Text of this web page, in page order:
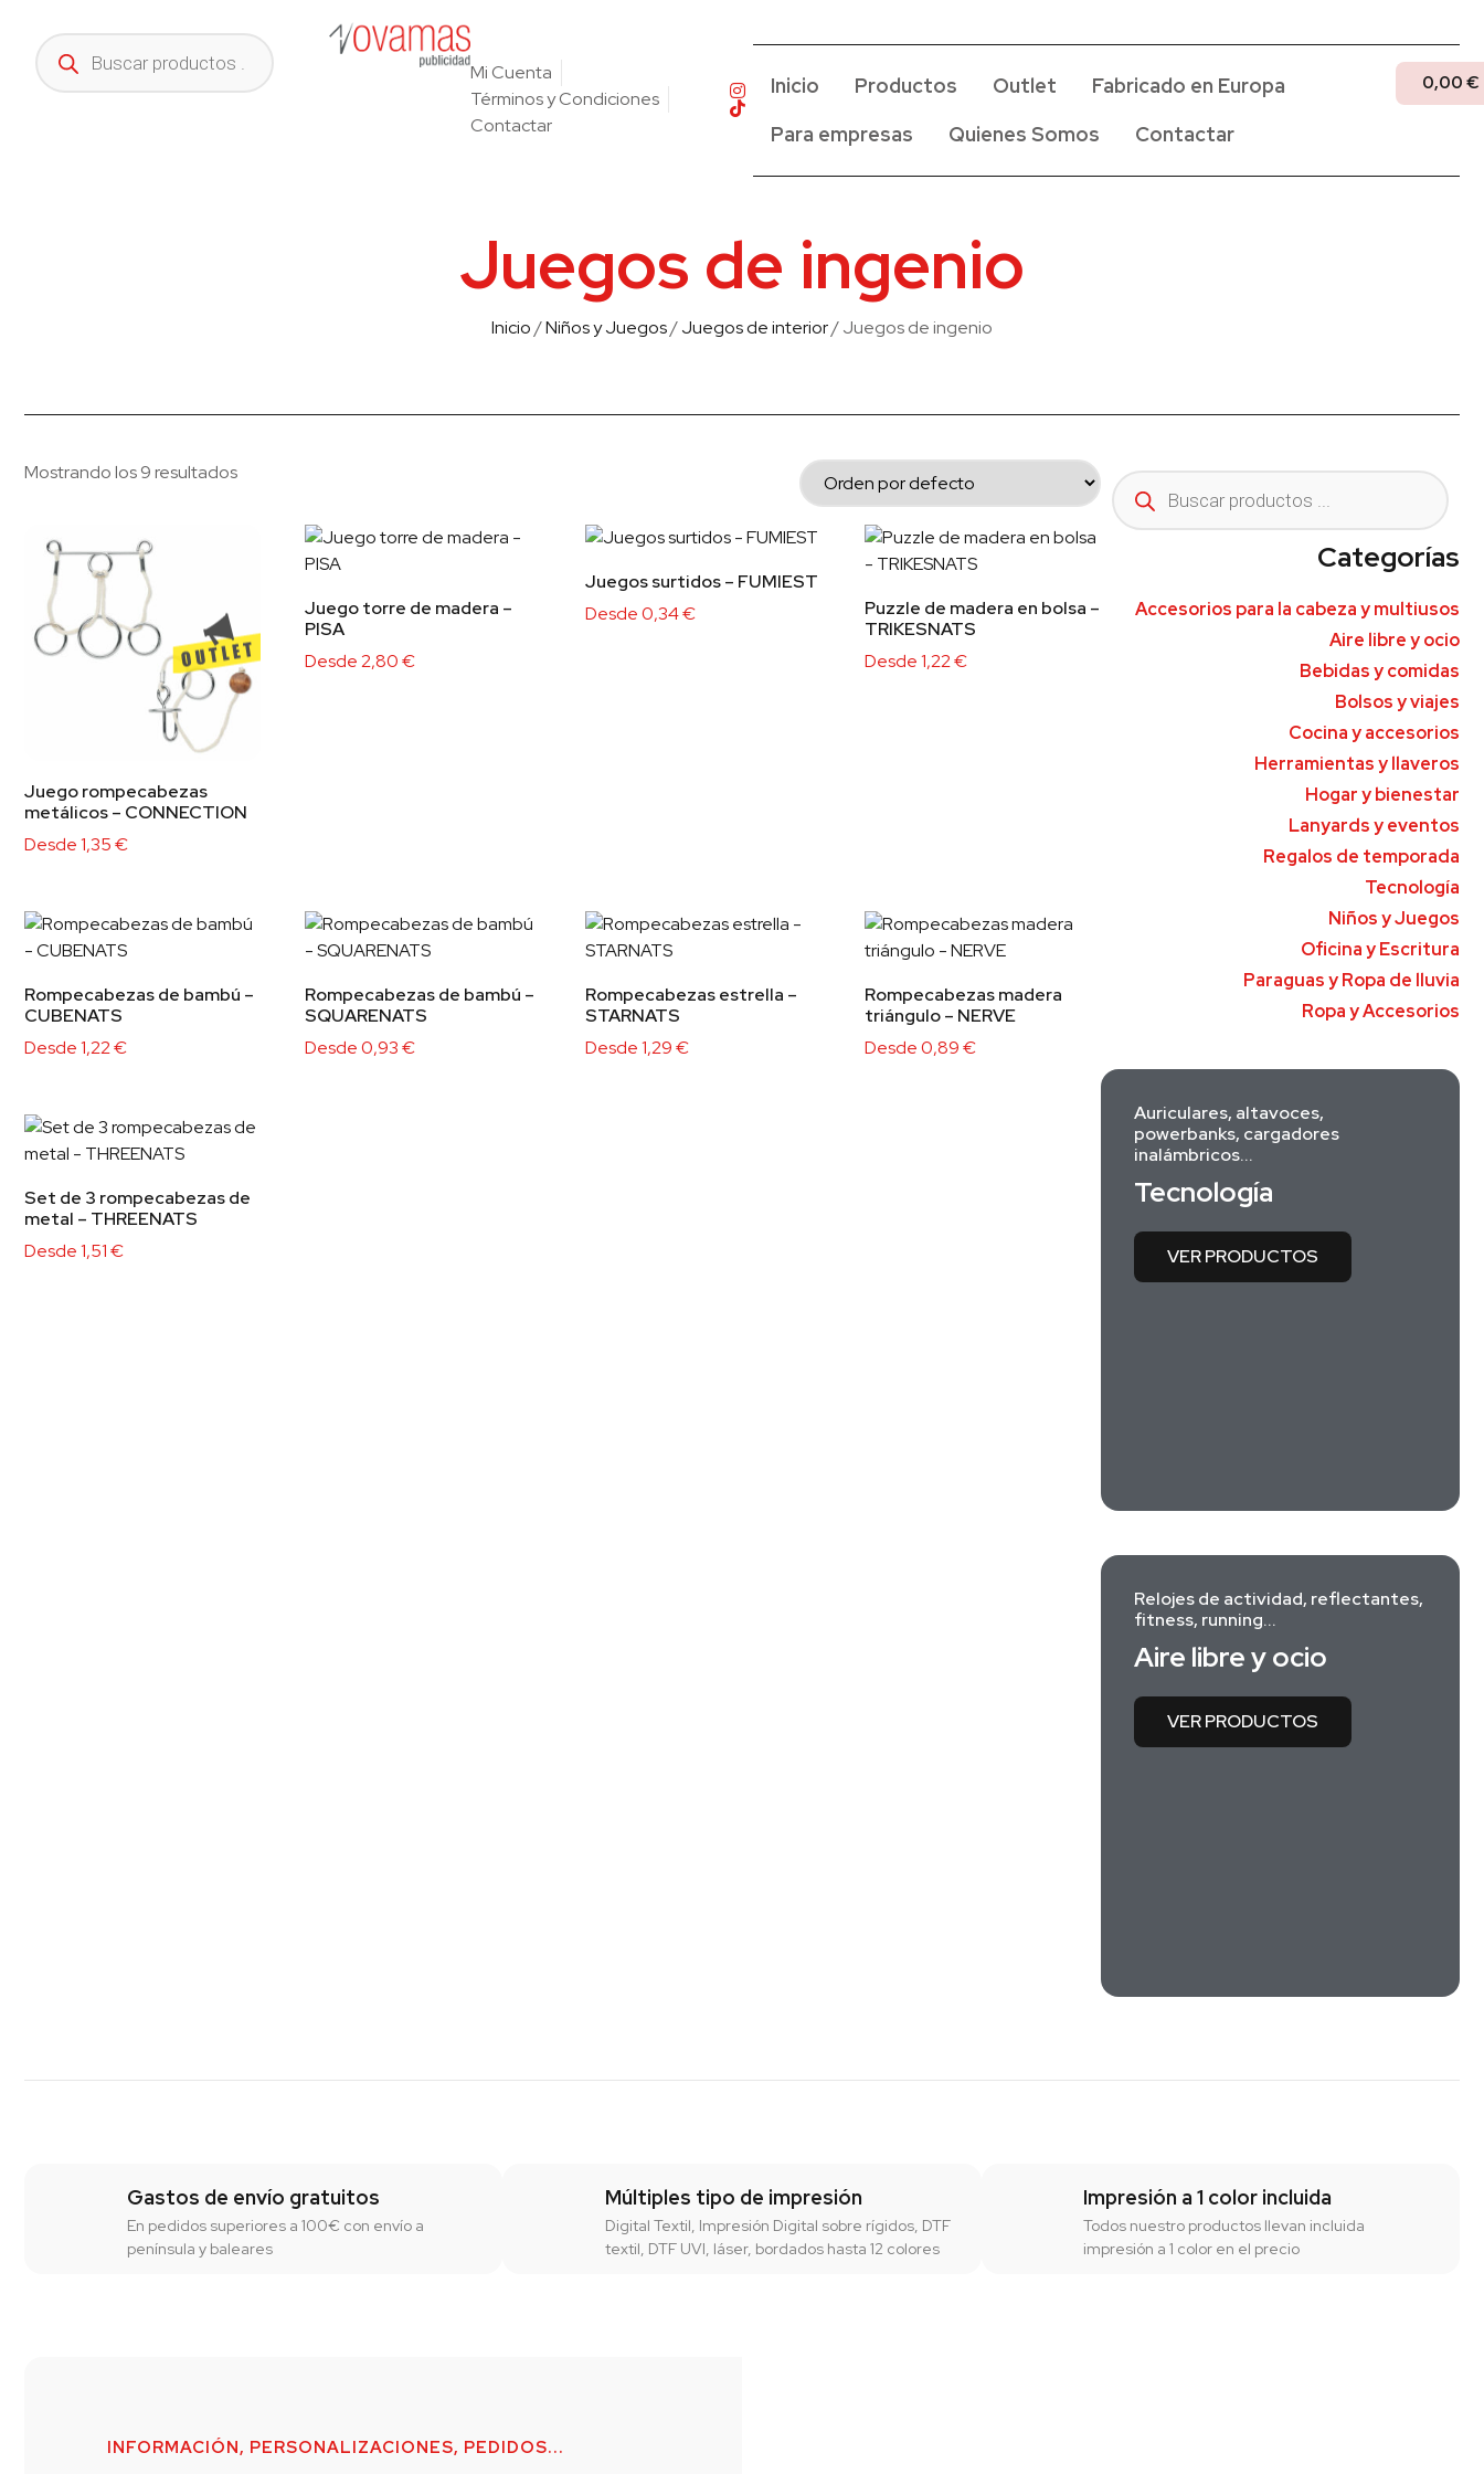
Mi Cuenta
Términos y Condiciones
Contactar
Inicio Productos Outlet
Fabricado en Europa
Para empresas
Quienes Somos Contactar
0,00 €
Juegos de ingenio
Inicio/Niños y Juegos/Juegos de interior/ Juegos de ingenio
Mostrando los 9 resultados
Juego rompecabezas
metálicos – CONNECTION
Desde1,35€
Juego torre de madera –
PISA
Desde2,80€
Juegos surtidos – FUMIEST
Desde0,34€
Puzzle de madera en bolsa –
TRIKESNATS
Desde1,22€
Rompecabezas de bambú –
CUBENATS
Desde1,22€
Rompecabezas de bambú –
SQUARENATS
Desde0,93€
Rompecabezas estrella –
STARNATS
Desde1,29€
Rompecabezas madera
triángulo – NERVE
Desde0,89€
Set de 3 rompecabezas de
metal – THREENATS
Desde1,51€
Categorías
Accesorios para la cabeza y multiusos
Aire libre y ocio
Bebidas y comidas
Bolsos y viajes
Cocina y accesorios
Herramientas y llaveros
Hogar y bienestar
Lanyards y eventos
Regalos de temporada
Tecnología
Niños y Juegos
Oficina y Escritura
Paraguas y Ropa de lluvia
Ropa y Accesorios
Auriculares, altavoces,
powerbanks, cargadores
inalámbricos...
Tecnología
VER PRODUCTOS
Relojes de actividad, reflectantes,
fitness, running...
Aire libre y ocio
VER PRODUCTOS
Gastos de envío gratuitos
En pedidos superiores a 100€ con envío a
península y baleares
Múltiples tipo de impresión
Digital Textil, Impresión Digital sobre rígidos, DTF
textil, DTF UVI, láser, bordados hasta 12 colores
Impresión a 1 color incluida
Todos nuestro productos llevan incluida
impresión a 1 color en el precio
INFORMACIÓN, PERSONALIZACIONES, PEDIDOS...